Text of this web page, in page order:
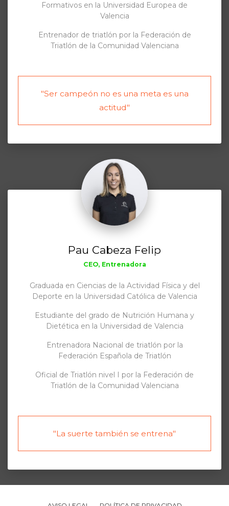
Formativos en la Universidad Europea de
Valencia
Entrenador de triatlón por la Federación de
Triatlón de la Comunidad Valenciana
"Ser campeón no es una meta es una
actitud"
Pau Cabeza Felip
CEO, Entrenadora
Graduada en Ciencias de la Actividad Física y del
Deporte en la Universidad Católica de Valencia
Estudiante del grado de Nutrición Humana y
Dietética en la Universidad de Valencia
Entrenadora Nacional de triatlón por la
Federación Española de Triatlón
Oficial de Triatlón nivel I por la Federación de
Triatlón de la Comunidad Valenciana
"La suerte también se entrena"